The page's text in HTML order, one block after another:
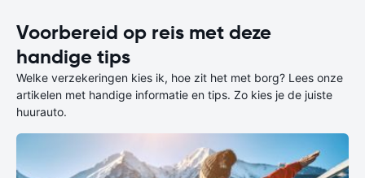
Voorbereid op reis met deze
handige tips
Welke verzekeringen kies ik, hoe zit het met borg? Lees onze
artikelen met handige informatie en tips. Zo kies je de juiste
huurauto.